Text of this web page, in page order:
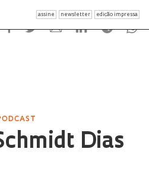
assine newsletter edição impressa
Dias